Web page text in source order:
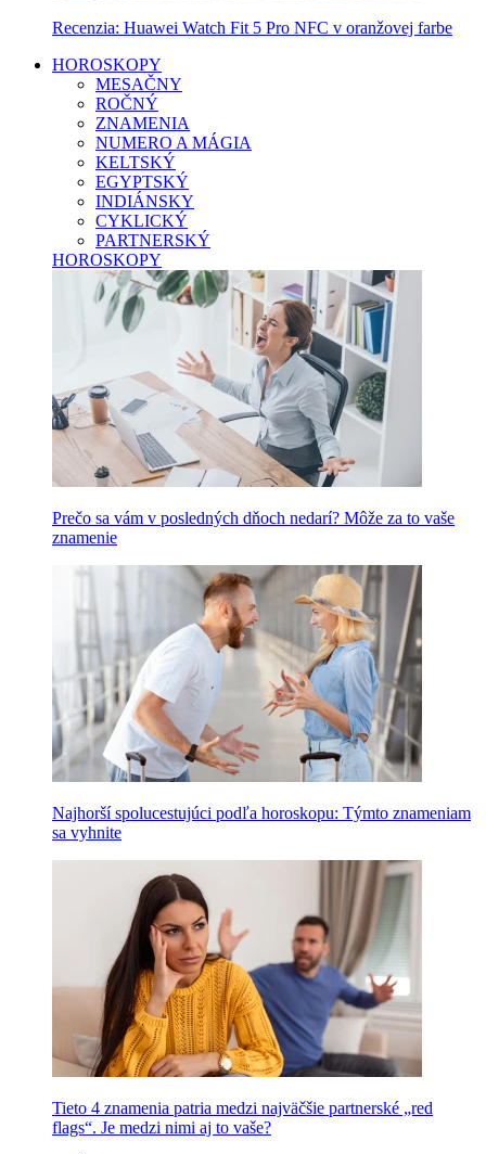
Recenzia: Huawei Watch Fit 5 Pro NFC v oranžovej farbe
HOROSKOPY
MESAČNY
ROČNÝ
ZNAMENIA
NUMERO A MÁGIA
KELTSKÝ
EGYPTSKÝ
INDIÁNSKY
CYKLICKÝ
PARTNERSKÝ
HOROSKOPY
Prečo sa vám v posledných dňoch nedarí? Môže za to vaše
znamenie
Najhorší spolucestujúci podľa horoskopu: Týmto znameniam
sa vyhnite
Tieto 4 znamenia patria medzi najväčšie partnerské „red
flags“. Je medzi nimi aj to vaše?